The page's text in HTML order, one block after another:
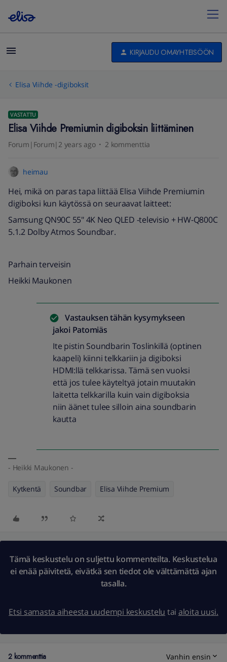
KIRJAUDU OMAYHTEISÖÖN
Elisa Viihde -digiboksit
VASTATTU
Elisa Viihde Premiumin digiboksin liittäminen
Forum|Forum|2 years ago 2 kommenttia
heimau
Hei, mikä on paras tapa liittää Elisa Viihde Premiumin
digiboksi kun käytössä on seuraavat laitteet:
Samsung QN90C 55" 4K Neo QLED -televisio + HW-Q800C
5.1.2 Dolby Atmos Soundbar.
Parhain terveisin
Heikki Maukonen
Vastauksen tähän kysymykseen
jakoi Patomiäs
Ite pistin Soundbarin Toslinkillä (optinen
kaapeli) kiinni telkkariin ja digiboksi
HDMI:llä telkkarissa. Tämä sen vuoksi
että jos tulee käyteltyä jotain muutakin
laitetta telkkarilla kuin vain digiboksia
niin äänet tulee silloin aina soundbarin
kautta
- Heikki Maukonen -
Kytkentä Soundbar Elisa Viihde Premium
Tämä keskustelu on suljettu kommenteilta. Keskustelua
ei enää päivitetä, eivätkä sen tiedot ole välttämättä ajan
tasalla.
Etsi samasta aiheesta uudempi keskustelu tai aloita uusi.
2 kommenttia Vanhin ensin